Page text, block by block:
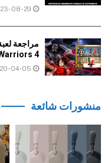
08-29
4
04-05
منشورات شائعة